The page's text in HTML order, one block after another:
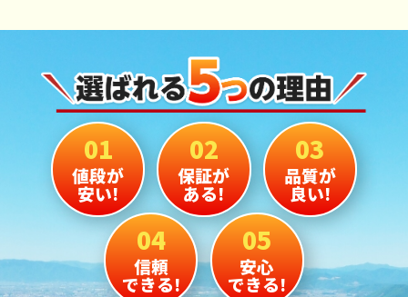
01
値段が
安い!
02
保証が
ある!
03
品質が
良い!
04
信頼
できる!
05
安心
できる!